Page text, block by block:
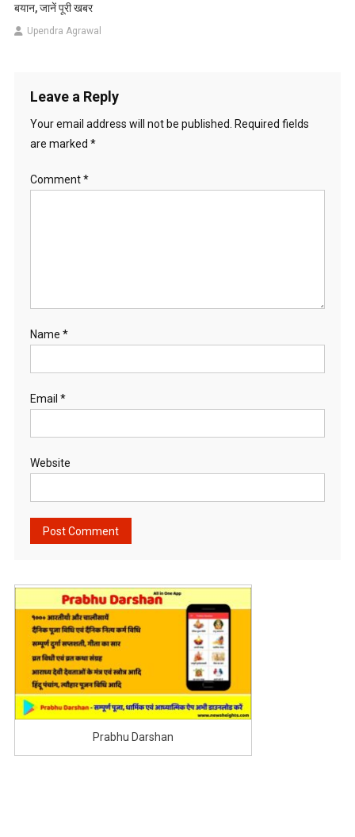
बयान, जानें पूरी खबर
Upendra Agrawal
Leave a Reply
Your email address will not be published. Required fields
are marked *
Comment*
Name *
Email *
Website
Prabhu Darshan